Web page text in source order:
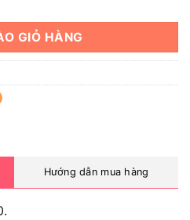
GIỎ HÀNG
Hướng dẫn mua hàng